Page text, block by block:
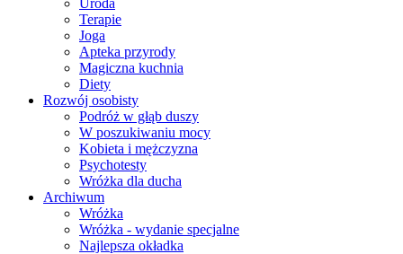
Uroda
Terapie
Joga
Apteka przyrody
Magiczna kuchnia
Diety
Rozwój osobisty
Podróż w głąb duszy
W poszukiwaniu mocy
Kobieta i mężczyzna
Psychotesty
Wróżka dla ducha
Archiwum
Wróżka
Wróżka - wydanie specjalne
Najlepsza okładka